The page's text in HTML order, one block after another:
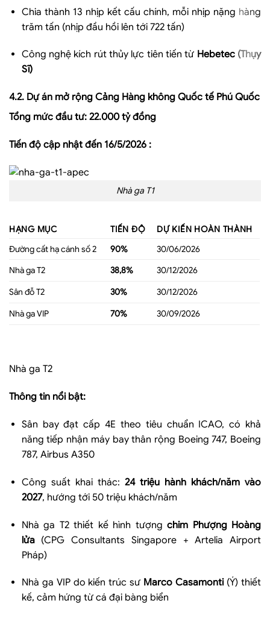
Chia thành 13 nhịp kết cấu chính, mỗi nhịp nặng hàng
trăm tấn (nhịp đầu hồi lên tới 722 tấn)
Công nghệ kích rút thủy lực tiên tiến từ Hebetec (Thụy
Sĩ)
4.2. Dự án mở rộng Cảng Hàng không Quốc tế Phú Quốc
Tổng mức đầu tư: 22.000 tỷ đồng
Tiến độ cập nhật đến 16/5/2026 :
Nhà ga T1
HẠNG MỤC TIẾN ĐỘ
DỰ KIẾN HOÀN THÀNH
Đường cất hạ cánh số 2
90%
30/06/2026
Nhà ga T2
38,8%
30/12/2026
Sân đỗ T2
30%
30/12/2026
Nhà ga VIP
70% 30/09/2026
Nhà ga T2
Thông tin nổi bật:
Sân bay đạt cấp 4E theo tiêu chuẩn ICAO, có khả
năng tiếp nhận máy bay thân rộng Boeing 747, Boeing
787, Airbus A350
Công suất khai thác: 24 triệu hành khách/năm vào
2027, hướng tới 50 triệu khách/năm
Nhà ga T2 thiết kế hình tượngchim Phượng Hoàng
lửa(CPG Consultants Singapore + Artelia Airport
Pháp)
Nhà ga VIP do kiến trúc sư Marco Casamonti(Ý) thiết
kế, cảm hứng từ cá đại bàng biển